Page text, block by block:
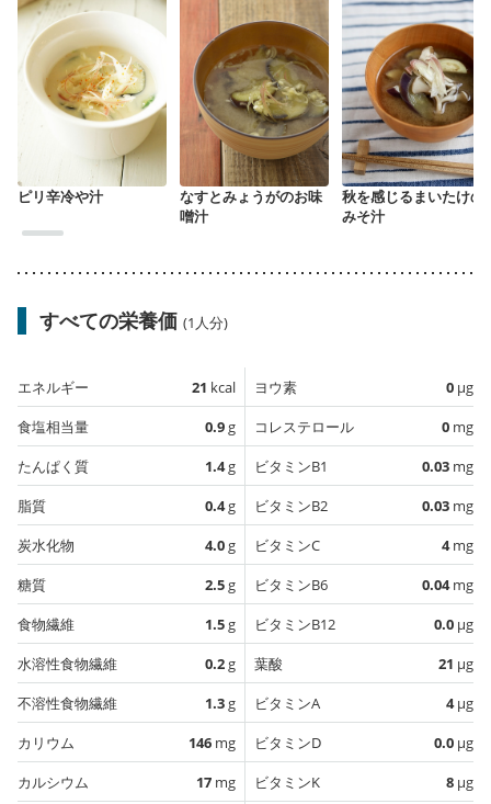
ピリ辛冷や汁
なすとみょうがのお味
噌汁
秋を感じるまいたけの
みそ汁
すべての栄養価 (1人分)
エネルギー 21 kcal
食塩相当量
0.9g
たんぱく質
1.4g
脂質
0.4g
炭水化物
4.0g
糖質
2.5g
食物繊維
1.5g
水溶性食物繊維
0.2g
不溶性食物繊維
1.3g
カリウム
146 mg
カルシウム
17 mg
ヨウ素 0 µg
コレステロール
0 mg
ビタミンB1
0.03 mg
ビタミンB2
0.03 mg
ビタミンC
4mg
ビタミンB6
0.04mg
ビタミンB12
0.0 µg
葉酸
21 µg
ビタミンA
4µg
ビタミンD
0.0 µg
ビタミンK
8 µg